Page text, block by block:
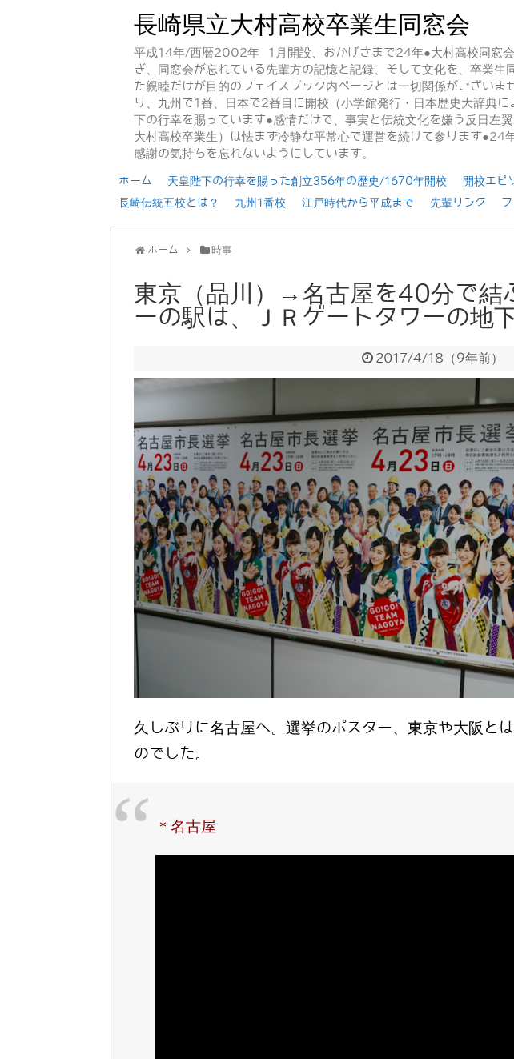
長崎県立大村高校卒業生同窓会
平成14年/西暦2002年 1月開設、おかげさまで24年●大村高校同窓
ぎ、同窓会が忘れている先輩方の記憶と記録、そして文化を、卒業
た親睦だけが目的のフェイスブック内ページとは一切関係がござい
り、九州で1番、日本で2番目に開校（小学館発行・日本歴史大辞典
下の行幸を賜っています●感情だけで、事実と伝統文化を嫌う反日左
大村高校卒業生）は怯まず冷静な平常心で運営を続けて参ります
感謝の気持ちを忘れないようにしています。
ホーム 天皇陛下の行幸を賜った創立356年の歴史/1670年開校 開校エピ
長崎伝統五校とは？
九州1番校 江戸時代から平成まで 先輩リンク
ホーム 時事
東京（品川）→名古屋を40分で結
ーの駅は、ＪＲゲートタワーの地
2017/4/18 （9年前）
久しぶりに名古屋へ。選挙のポスター、東京や大阪と
のでした。
＊名古屋